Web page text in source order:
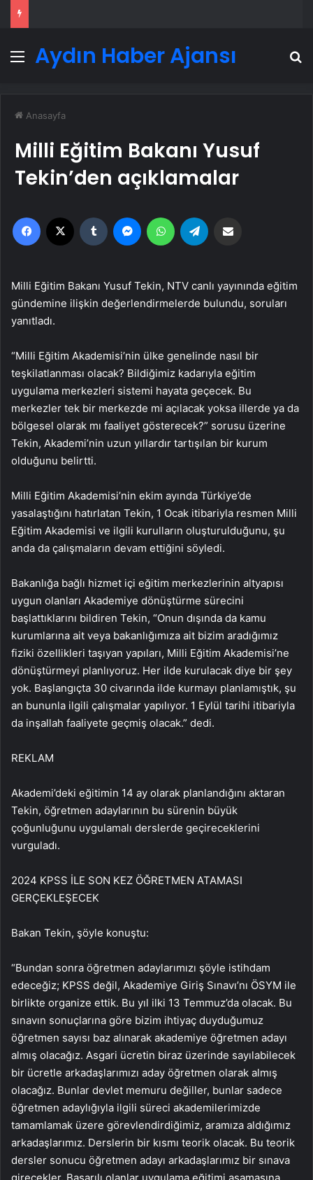
Menü
Aydın Haber Ajansı
Anasayfa
Milli Eğitim Bakanı Yusuf
Tekin’den açıklamalar
Facebook Tumblr MessengerWhatsApp
Milli Eğitim Bakanı Yusuf Tekin, NTV canlı yayınında eğitim
gündemine ilişkin değerlendirmelerde bulundu, soruları
yanıtladı.
“Milli Eğitim Akademisi’nin ülke genelinde nasıl bir
teşkilatlanması olacak? Bildiğimiz kadarıyla eğitim
uygulama merkezleri sistemi hayata geçecek. Bu
merkezler tek bir merkezde mi açılacak yoksa illerde ya da
bölgesel olarak mı faaliyet gösterecek?” sorusu üzerine
Tekin, Akademi’nin uzun yıllardır tartışılan bir kurum
olduğunu belirtti.
Milli Eğitim Akademisi’nin ekim ayında Türkiye’de
yasalaştığını hatırlatan Tekin, 1 Ocak itibariyla resmen Milli
Eğitim Akademisi ve ilgili kurulların oluşturulduğunu, şu
anda da çalışmaların devam ettiğini söyledi.
Bakanlığa bağlı hizmet içi eğitim merkezlerinin altyapısı
uygun olanları Akademiye dönüştürme sürecini
başlattıklarını bildiren Tekin, “Onun dışında da kamu
kurumlarına ait veya bakanlığımıza ait bizim aradığımız
fiziki özellikleri taşıyan yapıları, Milli Eğitim Akademisi’ne
dönüştürmeyi planlıyoruz. Her ilde kurulacak diye bir şey
yok. Başlangıçta 30 civarında ilde kurmayı planlamıştık, şu
an bununla ilgili çalışmalar yapılıyor. 1 Eylül tarihi itibariyla
da inşallah faaliyete geçmiş olacak.” dedi.
REKLAM
Akademi’deki eğitimin 14 ay olarak planlandığını aktaran
Tekin, öğretmen adaylarının bu sürenin büyük
çoğunluğunu uygulamalı derslerde geçireceklerini
vurguladı.
2024 KPSS İLE SON KEZ ÖĞRETMEN ATAMASI
GERÇEKLEŞECEK
Bakan Tekin, şöyle konuştu:
“Bundan sonra öğretmen adaylarımızı şöyle istihdam
edeceğiz; KPSS değil, Akademiye Giriş Sınavı’nı ÖSYM ile
birlikte organize ettik. Bu yıl ilki 13 Temmuz’da olacak. Bu
sınavın sonuçlarına göre bizim ihtiyaç duyduğumuz
öğretmen sayısı baz alınarak akademiye öğretmen adayı
almış olacağız. Asgari ücretin biraz üzerinde sayılabilecek
bir ücretle arkadaşlarımızı aday öğretmen olarak almış
olacağız. Bunlar devlet memuru değiller, bunlar sadece
öğretmen adaylığıyla ilgili süreci akademilerimizde
tamamlamak üzere görevlendirdiğimiz, aramıza aldığımız
arkadaşlarımız. Derslerin bir kısmı teorik olacak. Bu teorik
dersler sonucu öğretmen adayı arkadaşlarımız bir sınava